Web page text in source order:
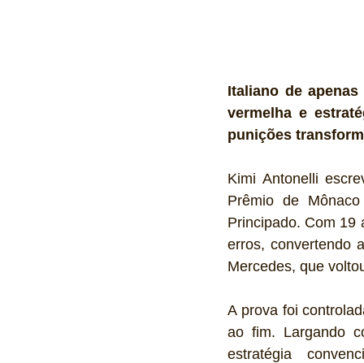
Italiano de
vermelha e
punições
Kimi Antonelli
Prêmio de
Principado. Com 19
erros, convertendo
Mercedes, que
A prova foi
ao fim. Largando
estratégia